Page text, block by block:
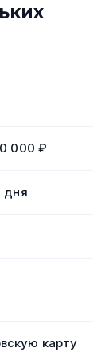
000 ₽
дня
карту